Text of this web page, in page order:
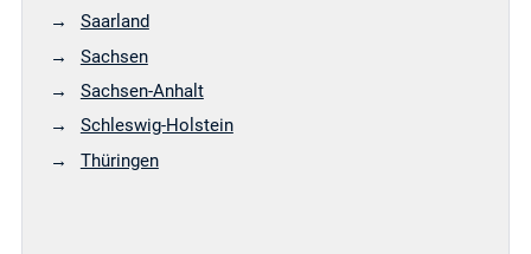
Saarland
Sachsen
Sachsen-Anhalt
Schleswig-Holstein
Thüringen